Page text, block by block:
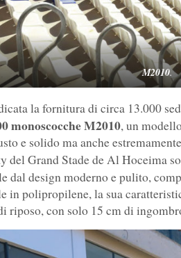
M2010.
la fornitura di circa 13.000
monoscocche M2010, un
e solido ma anche
del Grand Stade de Al Hoceima
dal design moderno e pulito,
in polipropilene, la sua
riposo, con solo 15 cm di